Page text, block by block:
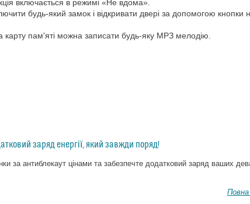
включається в режимі «Не вдома».
будь-який замок і відкривати двері за допомогою кнопки
карту пам'яті можна записати будь-яку МРЗ мелодію.
заряд енергії, який завжди поряд!
за антиблекаут цінами та забезпечте додатковий заряд ваших
Повна